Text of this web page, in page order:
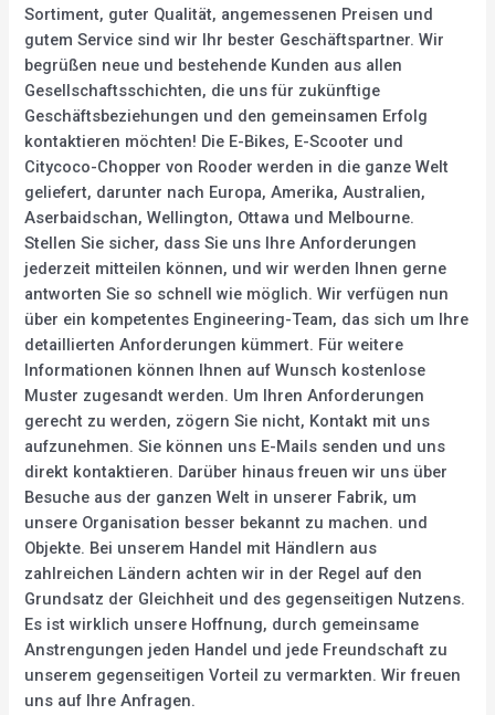
Sortiment, guter Qualität, angemessenen Preisen und
gutem Service sind wir Ihr bester Geschäftspartner. Wir
begrüßen neue und bestehende Kunden aus allen
Gesellschaftsschichten, die uns für zukünftige
Geschäftsbeziehungen und den gemeinsamen Erfolg
kontaktieren möchten! Die E-Bikes, E-Scooter und
Citycoco-Chopper von Rooder werden in die ganze Welt
geliefert, darunter nach Europa, Amerika, Australien,
Aserbaidschan, Wellington, Ottawa und Melbourne.
Stellen Sie sicher, dass Sie uns Ihre Anforderungen
jederzeit mitteilen können, und wir werden Ihnen gerne
antworten Sie so schnell wie möglich. Wir verfügen nun
über ein kompetentes Engineering-Team, das sich um Ihre
detaillierten Anforderungen kümmert. Für weitere
Informationen können Ihnen auf Wunsch kostenlose
Muster zugesandt werden. Um Ihren Anforderungen
gerecht zu werden, zögern Sie nicht, Kontakt mit uns
aufzunehmen. Sie können uns E-Mails senden und uns
direkt kontaktieren. Darüber hinaus freuen wir uns über
Besuche aus der ganzen Welt in unserer Fabrik, um
unsere Organisation besser bekannt zu machen. und
Objekte. Bei unserem Handel mit Händlern aus
zahlreichen Ländern achten wir in der Regel auf den
Grundsatz der Gleichheit und des gegenseitigen Nutzens.
Es ist wirklich unsere Hoffnung, durch gemeinsame
Anstrengungen jeden Handel und jede Freundschaft zu
unserem gegenseitigen Vorteil zu vermarkten. Wir freuen
uns auf Ihre Anfragen.